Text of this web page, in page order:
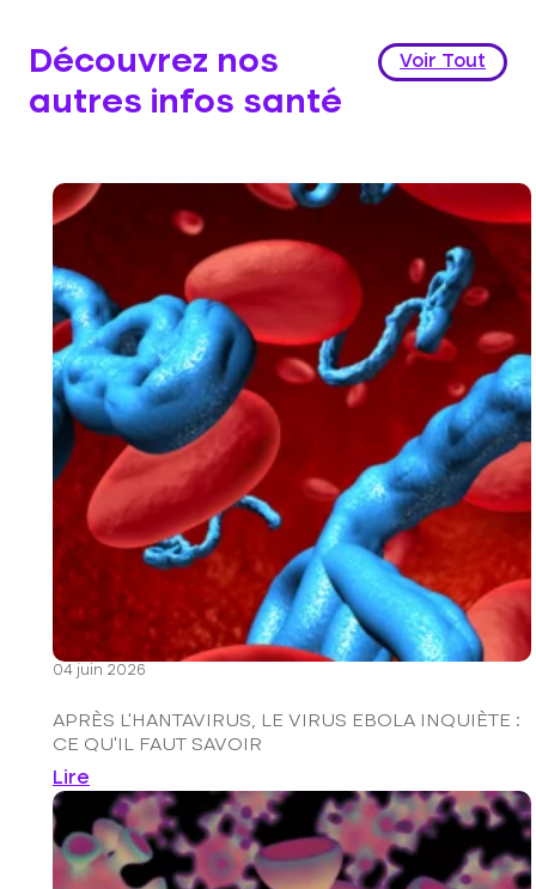
Découvrez nos
autres infos santé
Voir Tout
04 juin 2026
APRÈS L’HANTAVIRUS, LE VIRUS EBOLA INQUIÈTE :
CE QU’IL FAUT SAVOIR
Lire